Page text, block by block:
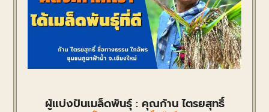
ผู้แบ่งปันเมล็ดพันธุ์ : คุณก้าน ไตรยสุทธิ์